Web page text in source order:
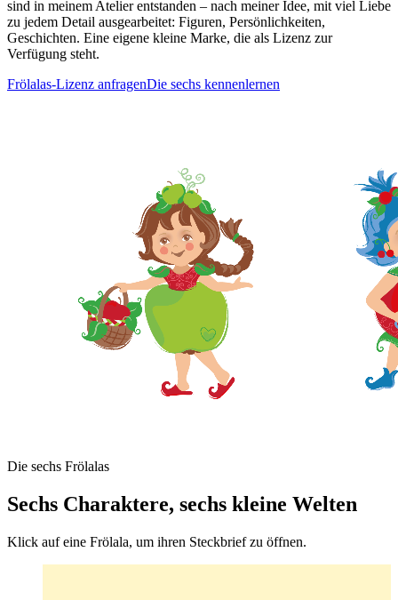
sind in meinem Atelier entstanden – nach meiner Idee, mit viel Liebe
zu jedem Detail ausgearbeitet: Figuren, Persönlichkeiten,
Geschichten. Eine eigene kleine Marke, die als Lizenz zur
Verfügung steht.
Frölalas-Lizenz anfragenDie sechs kennenlernen
Die sechs Frölalas
Sechs Charaktere, sechs kleine Welten
Klick auf eine Frölala, um ihren Steckbrief zu öffnen.